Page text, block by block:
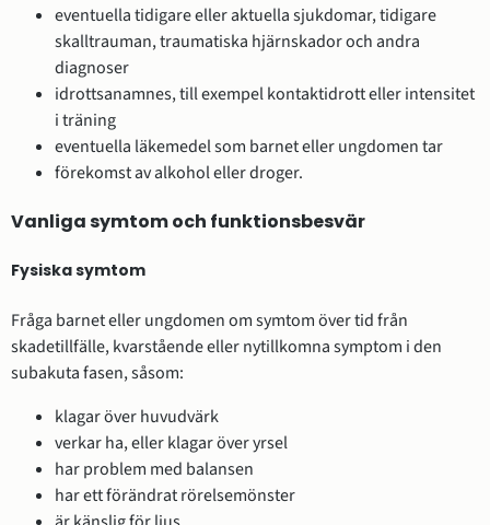
eventuella tidigare eller aktuella sjukdomar, tidigare
skalltrauman, traumatiska hjärnskador och andra
diagnoser
idrottsanamnes, till exempel kontaktidrott eller intensitet
i träning
eventuella läkemedel som barnet eller ungdomen tar
förekomst av alkohol eller droger.
Vanliga symtom och funktionsbesvär
Fysiska symtom
Fråga barnet eller ungdomen om symtom över tid från
skadetillfälle, kvarstående eller nytillkomna symptom i den
subakuta fasen, såsom:
klagar över huvudvärk
verkar ha, eller klagar över yrsel
har problem med balansen
har ett förändrat rörelsemönster